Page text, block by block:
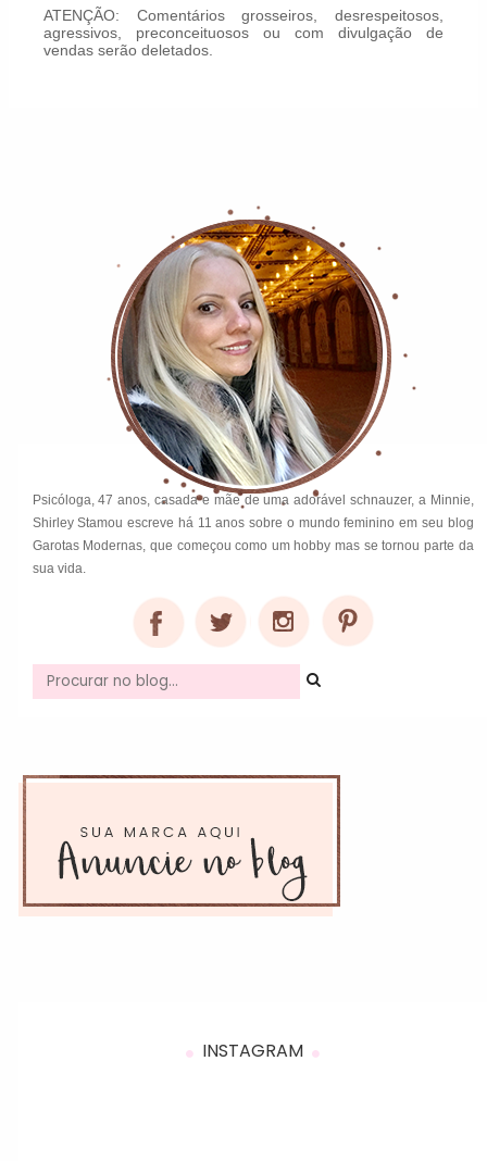
ATENÇÃO: Comentários grosseiros, desrespeitosos,
agressivos, preconceituosos ou com divulgação de
vendas serão deletados.
Psicóloga, 47 anos, casada e mãe de uma adorável schnauzer, a Minnie,
Shirley Stamou escreve há 11 anos sobre o mundo feminino em seu blog
Garotas Modernas, que começou como um hobby mas se tornou parte da
sua vida.
INSTAGRAM